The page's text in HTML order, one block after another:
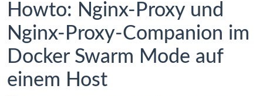
Howto: Nginx-Proxy und
Nginx-Proxy-Companion im
Docker Swarm Mode auf
einem Host